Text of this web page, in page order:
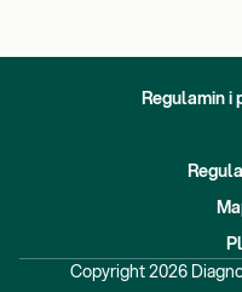
Regulamin
Copyright 2026